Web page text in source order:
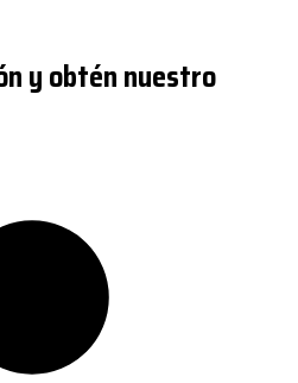
y obtén nuestro